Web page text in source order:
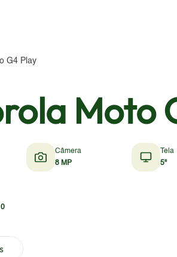
G4 Play
Moto
Câmera
8 MP
Tela
5"